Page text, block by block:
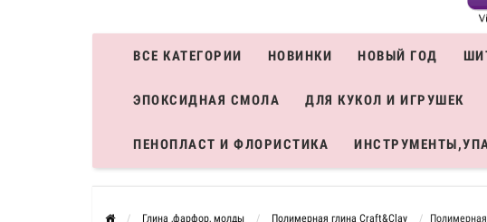
ВСЕ КАТЕГОРИИ НОВИНКИ НОВЫЙ ГОД
ЭПОКСИДНАЯ СМОЛА ДЛЯ КУКОЛ И ИГРУШЕК
ПЕНОПЛАСТ И ФЛОРИСТИКА
Глина ,фарфор, молды Полимерная глина Craft&Clay